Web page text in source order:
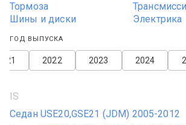
Тормоза
Шины и диски
Электрика
ГОД ВЫПУСКА
2024
2023
2022
IS
Седан USE20,GSE21 (JDM) 2005-2012